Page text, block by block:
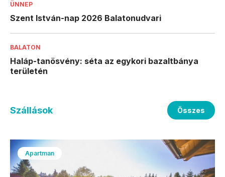
ÜNNEP
Szent István-nap 2026 Balatonudvari
BALATON
Haláp-tanösvény: séta az egykori bazaltbánya
területén
Szállások Összes
Apartman